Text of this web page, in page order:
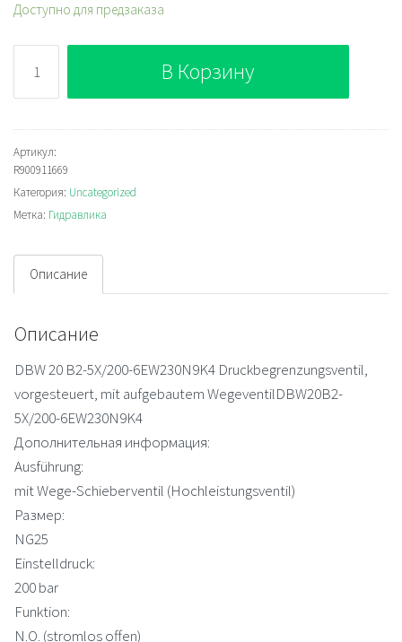
Доступно для предзаказа
Bosch
Rexroth
DBW20B2-
5X/200-
6EW230N9K4
Отсечной
В Корзину
Артикул:
R900911669
Категория: Uncategorized
Метка: Гидравлика
Описание
Описание
DBW 20 B2-5X/200-6EW230N9K4 Druckbegrenzungsventil,
vorgesteuert, mit aufgebautem WegeventilDBW20B2-
5X/200-6EW230N9K4
Дополнительная информация:
Ausführung:
mit Wege-Schieberventil (Hochleistungsventil)
Размер:
NG25
Einstelldruck:
200 bar
Funktion:
N.O. (stromlos offen)